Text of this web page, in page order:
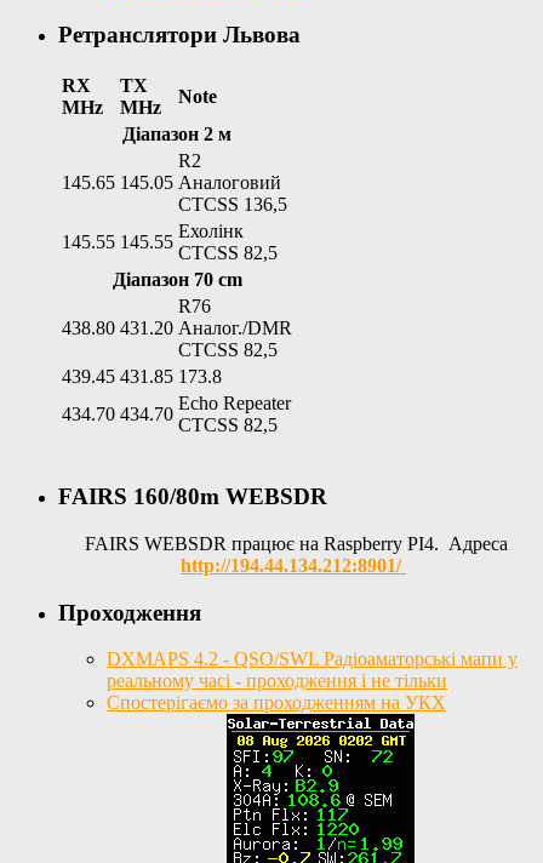
Ретранслятори Львова
RX
MHz
TX
MHz
Note
Діапазон 2 м
145.65 145.05
R2
Аналоговий
CTCSS 136,5
145.55 145.55
Ехолінк
CTCSS 82,5
Діапазон 70 cm
438.80 431.20
R76
Аналог./DMR
CTCSS 82,5
439.45 431.85 173.8
434.70 434.70
Echo Repeater
CTCSS 82,5
FAIRS 160/80m WEBSDR
FAIRS WEBSDR працює на Raspberry PI4. Адреса
http://194.44.134.212:8901/
Проходження
DXMAPS 4.2 - QSO/SWL Радіоаматорські мапи у
реальному часі - проходження і не тільки
Спостерігаємо за проходженням на УКХ